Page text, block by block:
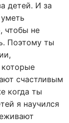
детей. И за
чтобы не
Поэтому ты
которые
счастливым
когда ты
я научился